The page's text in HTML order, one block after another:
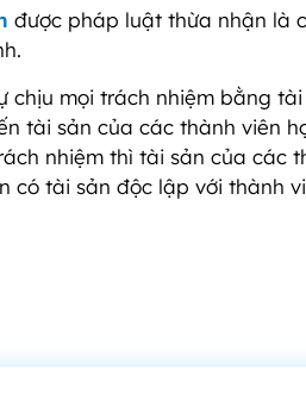
được pháp luật thừa nhận là
chịu mọi trách nhiệm bằng
tài sản của các thành viên
nhiệm thì tài sản của các
có tài sản độc lập với thành